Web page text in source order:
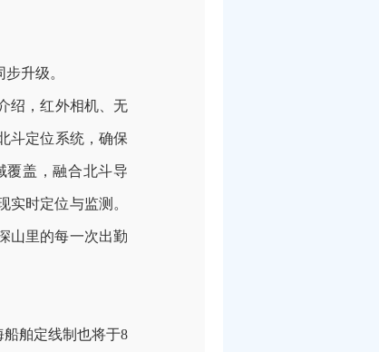
升级。
绍，红外相机、无
斗定位系统，确保
覆盖，融合北斗导
时定位与监测。
山里的每一次出勤
船舶定线制也将于8